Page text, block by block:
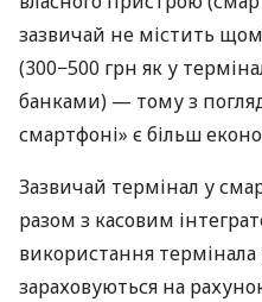
зазвичай не містить
(300−500 грн як у
банками) — тому з
смартфоні» є більш
Зазвичай термінал у
разом з касовим
використання термінала
зараховуються на